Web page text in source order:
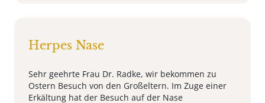
Herpes Nase
Sehr geehrte Frau Dr. Radke, wir bekommen zu
Ostern Besuch von den Großeltern. Im Zuge einer
Erkältung hat der Besuch auf der Nase